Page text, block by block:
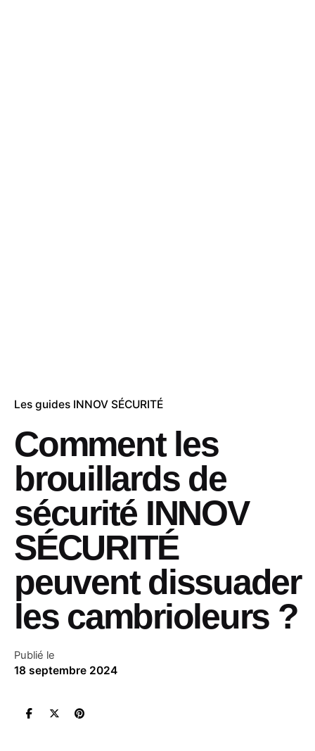
Les guides INNOV SÉCURITÉ
Comment les
brouillards de
sécurité INNOV
SÉCURITÉ
peuvent dissuader
les cambrioleurs ?
Publié le
18 septembre 2024